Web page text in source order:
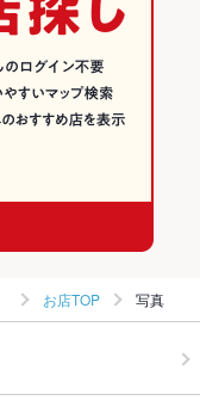
国料理・その他
ング
キング
お店TOP 写真